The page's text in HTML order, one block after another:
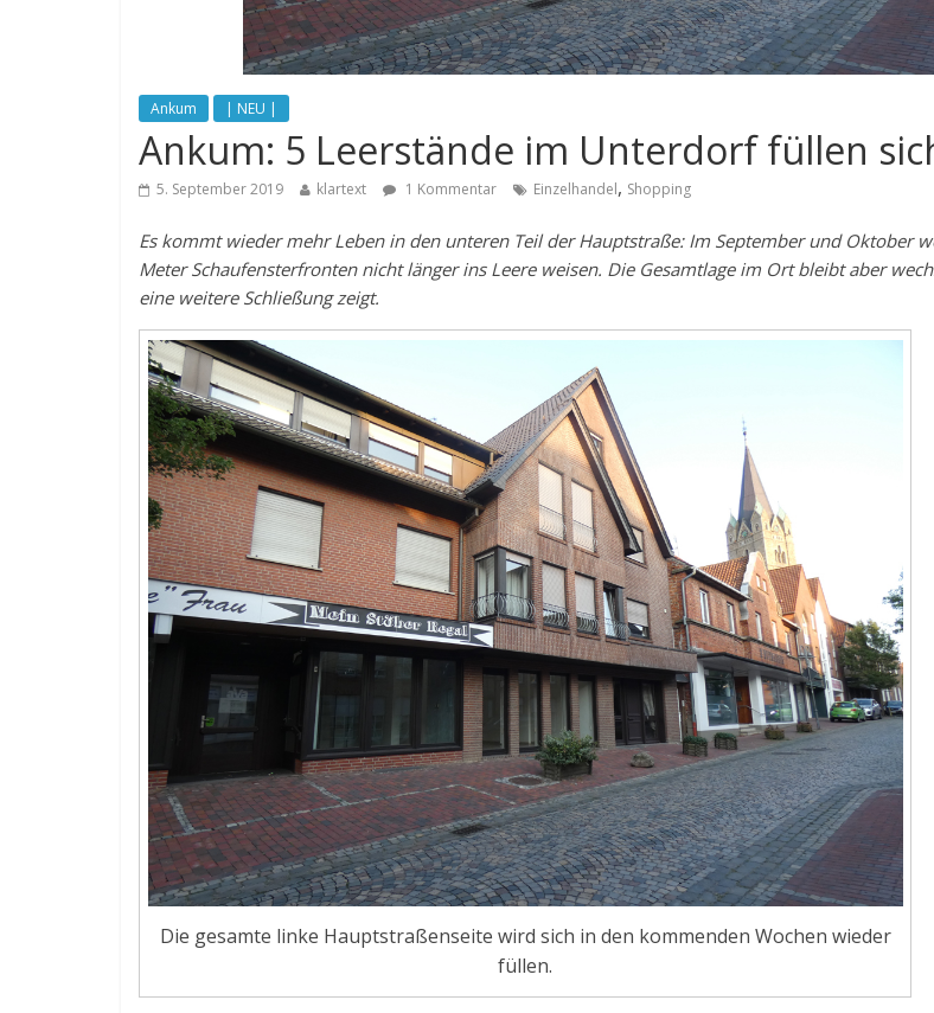
Ankum | NEU |
Ankum: 5 Leerstände im Unterdorf füllen
5. September 2019 klartext 1 Kommentar Einzelhandel, Shopping
Es kommt wieder mehr Leben in den unteren Teil der Hauptstraße: Im September und Oktober
Meter Schaufensterfronten nicht länger ins Leere weisen. Die Gesamtlage im Ort bleibt aber
eine weitere Schließung zeigt.
Die gesamte linke Hauptstraßenseite wird sich in den kommenden Wochen wieder
füllen.